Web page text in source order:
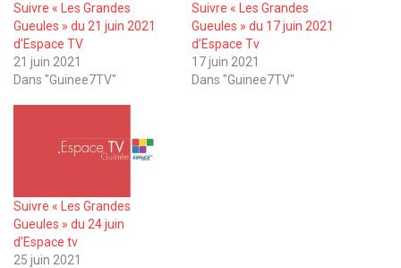
Suivre « Les Grandes
Gueules » du 21 juin 2021
d’Espace TV
21 juin 2021
Dans "Guinee7TV"
Suivre « Les Grandes
Gueules » du 17 juin 2021
d’Espace Tv
17 juin 2021
Dans "Guinee7TV"
Suivre « Les Grandes
Gueules » du 24 juin
d’Espace tv
25 juin 2021